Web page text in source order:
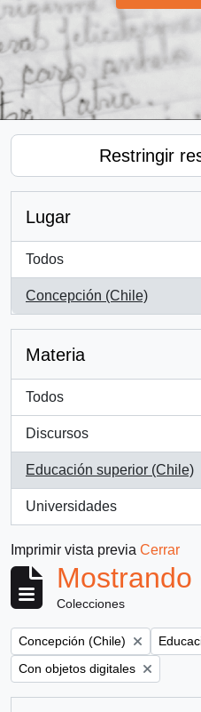
Restringir
Lugar
Todos
Concepción (Chile)
, 1 resultados
Materia
Todos
Discursos
, 1 resultados
Educación superior (Chile)
, 1 resultados
Universidades
, 1 resultados
Imprimir vista previa Cerrar
Colecciones
Remove filter:
Concepción (Chile)
Remove filter:
Con objetos digitales